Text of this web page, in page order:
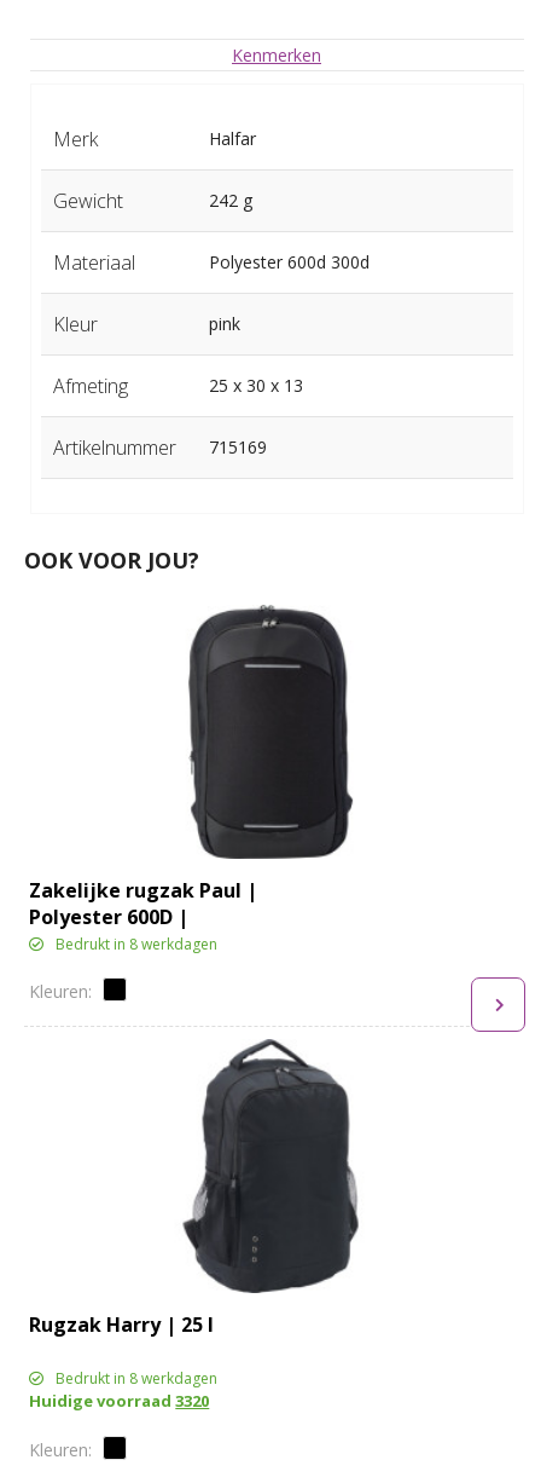
Kenmerken
Merk Halfar
Gewicht 242 g
Materiaal Polyester 600d 300d
Kleur pink
Afmeting 25 x 30 x 13
Artikelnummer 715169
OOK VOOR JOU?
Zakelijke rugzak Paul |
Polyester 600D |
Uitbreidbaar | 22 l
Bedrukt in 8 werkdagen
Rugzak Harry | 25 l
Bedrukt in 8 werkdagen
Huidige voorraad3320